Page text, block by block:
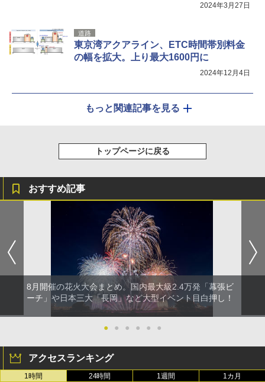
2024年3月27日
道路
東京湾アクアライン、ETC時間帯別料金
の幅を拡大。上り最大1600円に
2024年12月4日
もっと関連記事を見る
トップページに戻る
おすすめ記事
8月開催の花火大会まとめ。国内最大級2.4万発「幕張ビ
ーチ」や日本三大「長岡」など大型イベント目白押し！
● ● ● ● ● ●
アクセスランキング
1時間 24時間 1週間 1カ月